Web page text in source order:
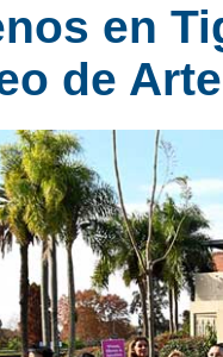
en
de